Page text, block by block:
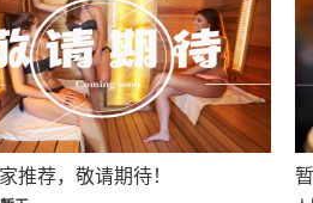
！ 暂无商家推荐，